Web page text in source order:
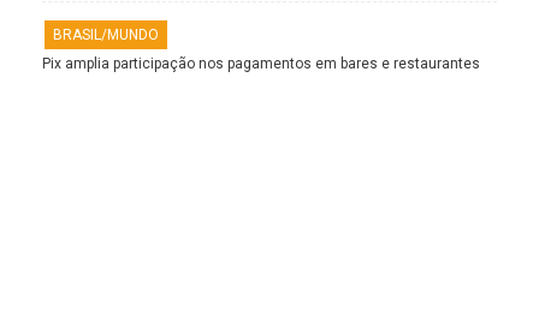
BRASIL/MUNDO
Pix amplia participação nos pagamentos em bares e restaurantes